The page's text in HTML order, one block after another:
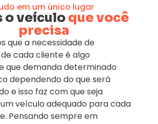
em um único lugar
o veículoque você
precisa
que a necessidade de
cada cliente é algo
que demanda determinado
dependendo do que será
e isso faz com que seja
veículo adequado para cada
Pensando sempre em